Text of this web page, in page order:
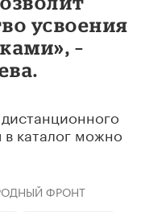
усвоения
–
в каталог можно
ФРОНТ